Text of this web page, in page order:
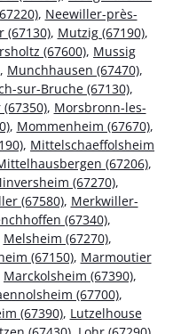
, Neewiller-près-
(67130), Mutzig (67190),
(67600), Mussig
, Munchhausen (67470),
sur-Bruche (67130),
, Morsbronn-les-
, Mommenheim (67670),
, Mittelschaeffolsheim
(67206),
(67270),
(67580), Merkwiller-
(67340),
Melsheim (67270),
(67150), Marmoutier
Marckolsheim (67390),
(67700),
(67390), Lutzelhouse